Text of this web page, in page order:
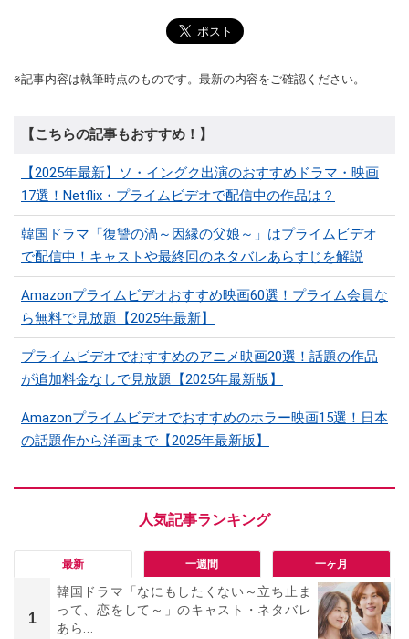
※記事内容は執筆時点のものです。最新の内容をご確認ください。
【こちらの記事もおすすめ！】
【2025年最新】ソ・イングク出演のおすすめドラマ・映画
17選！Netflix・プライムビデオで配信中の作品は？
韓国ドラマ「復讐の渦～因縁の父娘～」はプライムビデオ
で配信中！キャストや最終回のネタバレあらすじを解説
Amazonプライムビデオおすすめ映画60選！プライム会員な
ら無料で見放題【2025年最新】
プライムビデオでおすすめのアニメ映画20選！話題の作品
が追加料金なしで見放題【2025年最新版】
Amazonプライムビデオでおすすめのホラー映画15選！日本
の話題作から洋画まで【2025年最新版】
最新 一週間 一ヶ月
1
韓国ドラマ「なにもしたくない～立ち止ま
って、恋をして～」のキャスト・ネタバレ
あら...